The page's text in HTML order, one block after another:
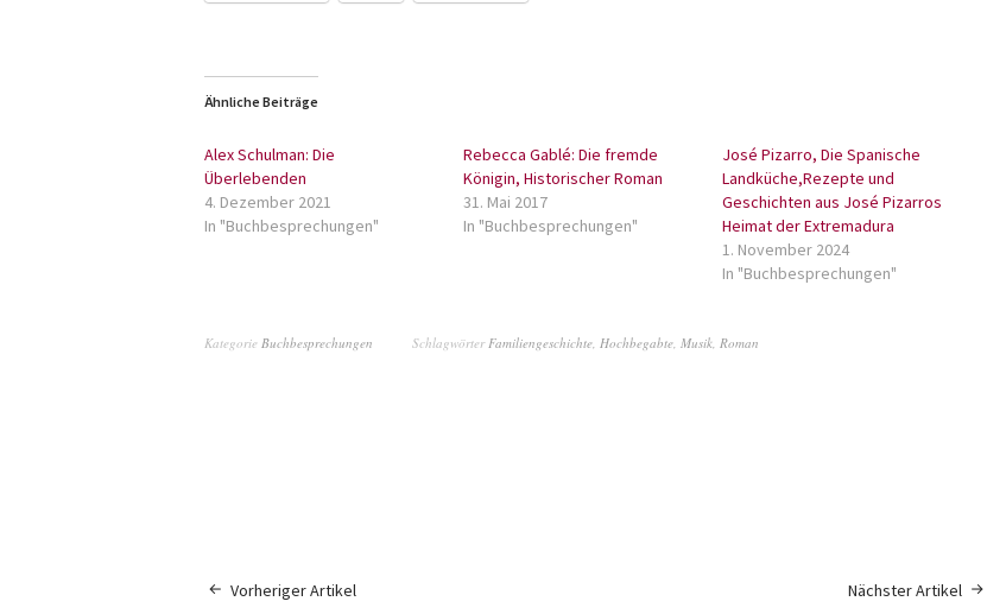
Ähnliche Beiträge
Alex Schulman: Die
Überlebenden
4. Dezember 2021
In "Buchbesprechungen"
Rebecca Gablé: Die fremde
Königin, Historischer Roman
31. Mai 2017
In "Buchbesprechungen"
José Pizarro, Die Spanische
Landküche,Rezepte und
Geschichten aus José Pizarros
Heimat der Extremadura
1. November 2024
In "Buchbesprechungen"
Kategorie Buchbesprechungen SchlagwörterFamiliengeschichte, Hochbegabte, Musik, Roman
Vorheriger Artikel Nächster Artikel